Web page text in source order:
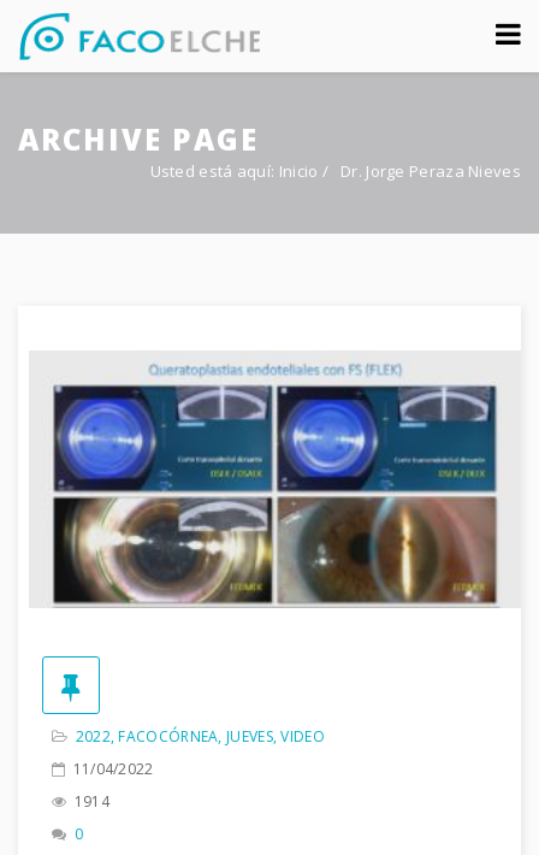
Sobre nosotros
Congreso
Contacto
ARCHIVE PAGE
Usted está aquí: Inicio / Dr. Jorge Peraza Nieves
2022,FACOCÓRNEA,JUEVES,VIDEO
11/04/2022
1914
0